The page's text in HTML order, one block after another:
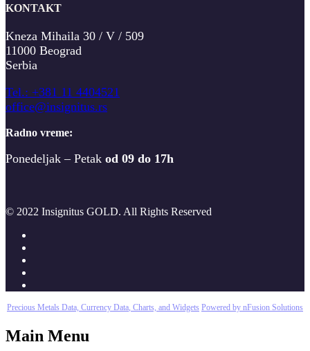
KONTAKT
Kneza Mihaila 30 / V / 509
11000 Beograd
Serbia
Tel.: +381 11 4404521
office@insignitus.rs
Radno vreme:
Ponedeljak – Petak od 09 do 17h
© 2022 Insignitus GOLD. All Rights Reserved
Precious Metals Data, Currency Data, Charts, and Widgets Powered by nFusion Solutions
Main Menu